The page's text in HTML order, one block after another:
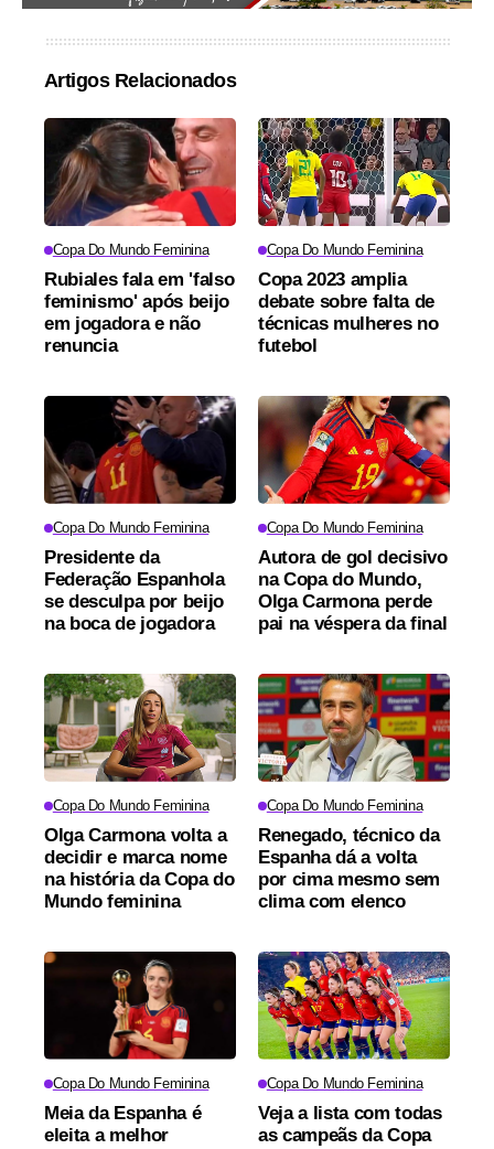
Artigos Relacionados
Copa Do Mundo Feminina
Rubiales fala em 'falso
feminismo' após beijo
em jogadora e não
renuncia
Copa Do Mundo Feminina
Copa 2023 amplia
debate sobre falta de
técnicas mulheres no
futebol
Copa Do Mundo Feminina
Presidente da
Federação Espanhola
se desculpa por beijo
na boca de jogadora
Copa Do Mundo Feminina
Autora de gol decisivo
na Copa do Mundo,
Olga Carmona perde
pai na véspera da final
Copa Do Mundo Feminina
Olga Carmona volta a
decidir e marca nome
na história da Copa do
Mundo feminina
Copa Do Mundo Feminina
Renegado, técnico da
Espanha dá a volta
por cima mesmo sem
clima com elenco
Copa Do Mundo Feminina
Meia da Espanha é
eleita a melhor
Copa Do Mundo Feminina
Veja a lista com todas
as campeãs da Copa